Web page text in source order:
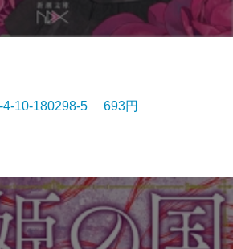
4-10-180298-5 693円